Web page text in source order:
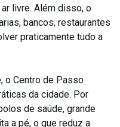
livre. Além disso, o
bancos, restaurantes
praticamente tudo a
o Centro de Passo
da cidade. Por
de saúde, grande
a pé, o que reduz a